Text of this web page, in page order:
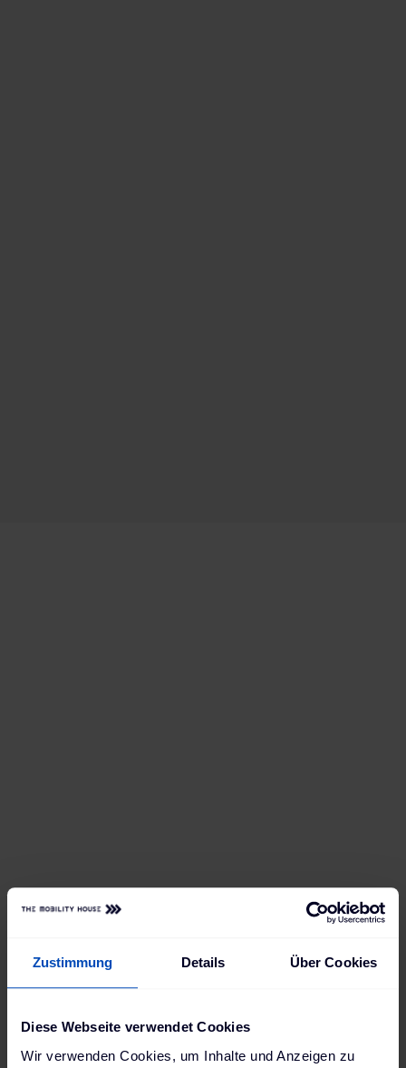
Zustimmung Details Über Cookies
Diese Webseite verwendet Cookies
Wir verwenden Cookies, um Inhalte und Anzeigen zu
steuern – und in Zukunft lädt er sich einfach